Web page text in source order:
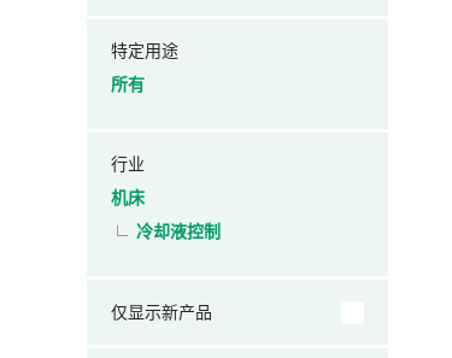
特定用途
所有
行业
机床
冷却液控制
仅显示新产品